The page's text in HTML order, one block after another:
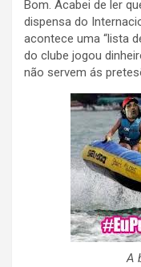
Bom. Acabei de ler
dispensa do
acontece uma “lista
do clube jogou
não servem ás
A